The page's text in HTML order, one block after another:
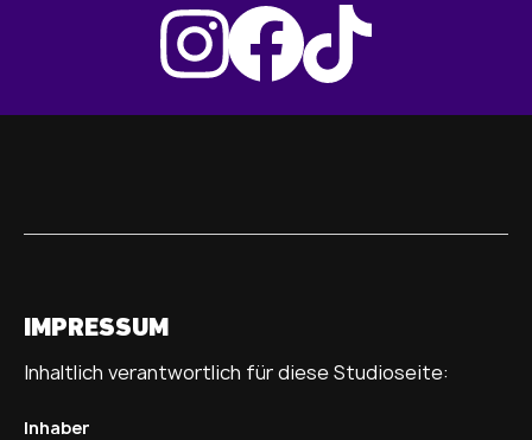
IMPRESSUM
Inhaltlich verantwortlich für diese Studioseite:
Inhaber